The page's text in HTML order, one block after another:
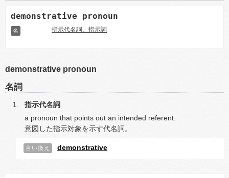
demonstrative pronoun
名 指示代名詞、指示詞
demonstrative pronoun
名詞
指示代名詞
a pronoun that points out an intended referent.
意図した指示対象を示す代名詞。
言い換え demonstrative